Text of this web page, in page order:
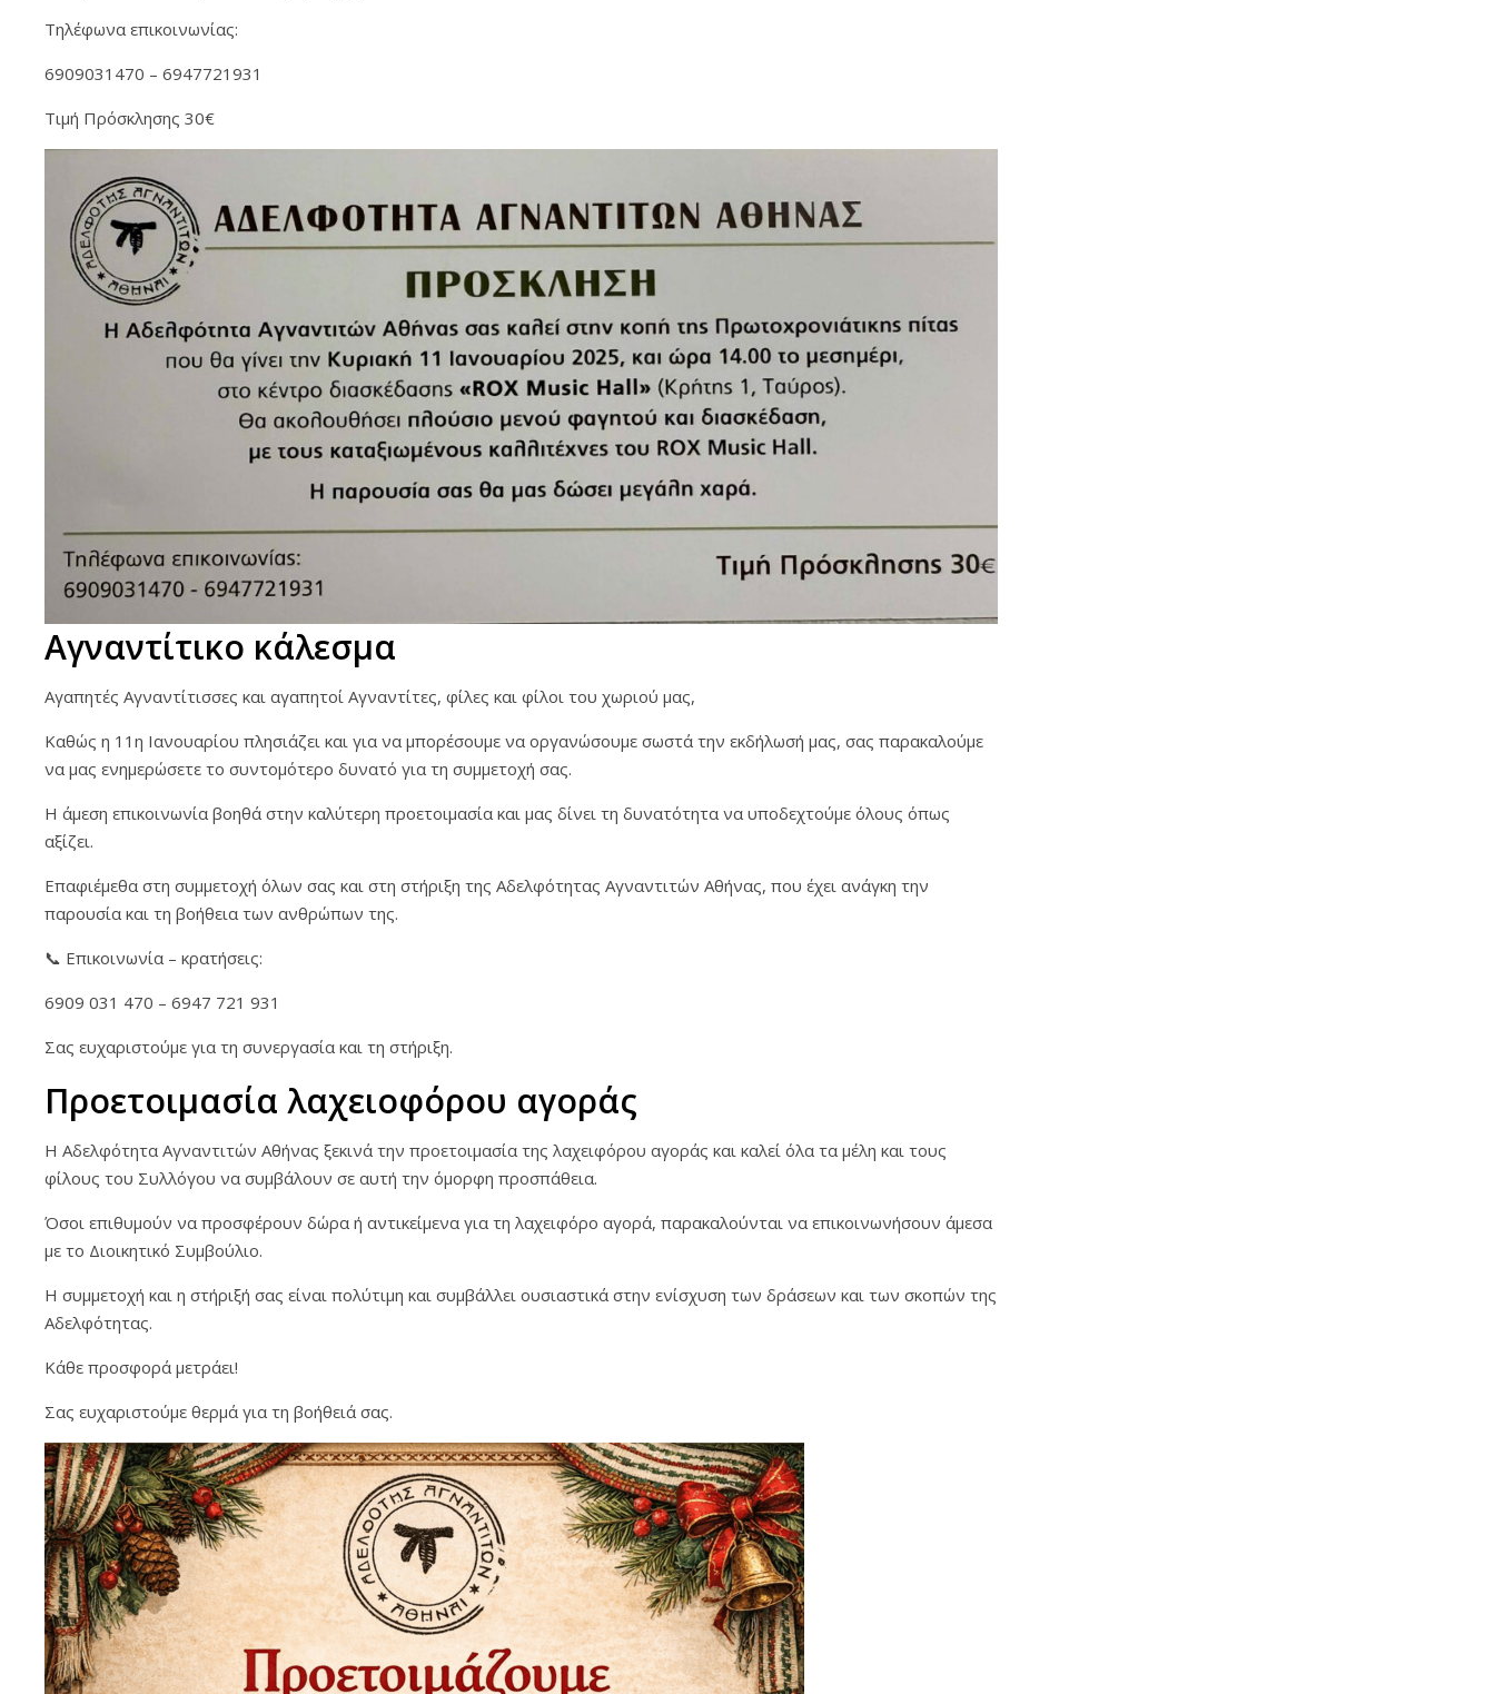
Τηλέφωνα επικοινωνίας:
6909031470 – 6947721931
Τιμή Πρόσκλησης 30€
Αγναντίτικο κάλεσμα
Αγαπητές Αγναντίτισσες και αγαπητοί Αγναντίτες, φίλες και φίλοι του χωριού μας,
Καθώς η 11η Ιανουαρίου πλησιάζει και για να μπορέσουμε να οργανώσουμε σωστά την εκδήλωσή μας, σας παρακαλούμε
να μας ενημερώσετε το συντομότερο δυνατό για τη συμμετοχή σας.
Η άμεση επικοινωνία βοηθά στην καλύτερη προετοιμασία και μας δίνει τη δυνατότητα να υποδεχτούμε όλους όπως
αξίζει.
Επαφιέμεθα στη συμμετοχή όλων σας και στη στήριξη της Αδελφότητας Αγναντιτών Αθήνας, που έχει ανάγκη την
παρουσία και τη βοήθεια των ανθρώπων της.
📞 Επικοινωνία – κρατήσεις:
6909 031 470 – 6947 721 931
Σας ευχαριστούμε για τη συνεργασία και τη στήριξη.
Προετοιμασία λαχειοφόρου αγοράς
Η Αδελφότητα Αγναντιτών Αθήνας ξεκινά την προετοιμασία της λαχειφόρου αγοράς και καλεί όλα τα μέλη και τους
φίλους του Συλλόγου να συμβάλουν σε αυτή την όμορφη προσπάθεια.
Όσοι επιθυμούν να προσφέρουν δώρα ή αντικείμενα για τη λαχειφόρο αγορά, παρακαλούνται να επικοινωνήσουν άμεσα
με το Διοικητικό Συμβούλιο.
Η συμμετοχή και η στήριξή σας είναι πολύτιμη και συμβάλλει ουσιαστικά στην ενίσχυση των δράσεων και των σκοπών της
Αδελφότητας.
Κάθε προσφορά μετράει!
Σας ευχαριστούμε θερμά για τη βοήθειά σας.